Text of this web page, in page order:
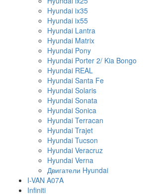
Hyundai ix35
Hyundai ix55
Hyundai Lantra
Hyundai Matrix
Hyundai Pony
Hyundai Porter 2/ Kia Bongo
Hyundai REAL
Hyundai Santa Fe
Hyundai Solaris
Hyundai Sonata
Hyundai Sonica
Hyundai Terracan
Hyundai Trajet
Hyundai Tucson
Hyundai Veracruz
Hyundai Verna
Двигатели Hyundai
I-VAN A07A
Infiniti